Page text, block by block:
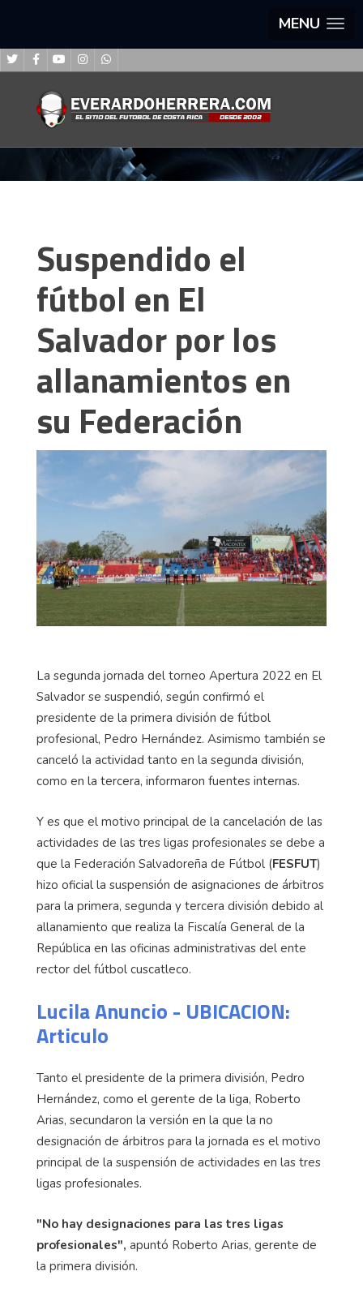
MENU
Suspendido el
fútbol en El
Salvador por los
allanamientos en
su Federación
La segunda jornada del torneo Apertura 2022 en El
Salvador se suspendió, según confirmó el
presidente de la primera división de fútbol
profesional, Pedro Hernández. Asimismo también se
canceló la actividad tanto en la segunda división,
como en la tercera, informaron fuentes internas.
Y es que el motivo principal de la cancelación de las
actividades de las tres ligas profesionales se debe a
que la Federación Salvadoreña de Fútbol (FESFUT)
hizo oficial la suspensión de asignaciones de árbitros
para la primera, segunda y tercera división debido al
allanamiento que realiza la Fiscalía General de la
República en las oficinas administrativas del ente
rector del fútbol cuscatleco.
Lucila Anuncio - UBICACION:
Articulo
Tanto el presidente de la primera división, Pedro
Hernández, como el gerente de la liga, Roberto
Arias, secundaron la versión en la que la no
designación de árbitros para la jornada es el motivo
principal de la suspensión de actividades en las tres
ligas profesionales.
"No hay designaciones para las tres ligas
profesionales", apuntó Roberto Arias, gerente de
la primera división.